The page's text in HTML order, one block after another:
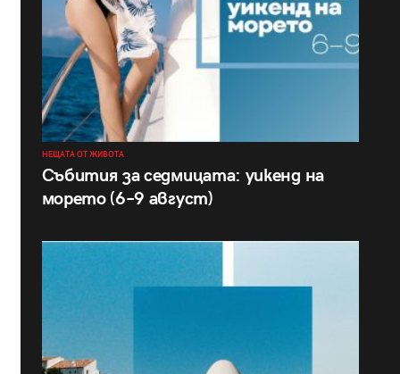
НЕЩАТА ОТ ЖИВОТА
Събития за седмицата: уикенд на
морето (6–9 август)